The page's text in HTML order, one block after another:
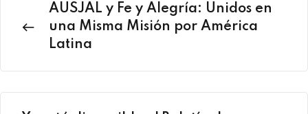
AUSJAL y Fe y Alegría: Unidos en
una Misma Misión por América
Latina